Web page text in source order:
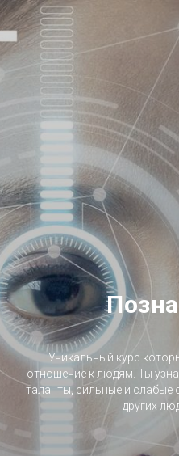
Уникальный курс
отношение к людям. Ты
таланты, сильные и слабые
других